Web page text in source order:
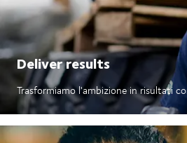
Deliver results
Trasformiamo l'ambizione in risultati